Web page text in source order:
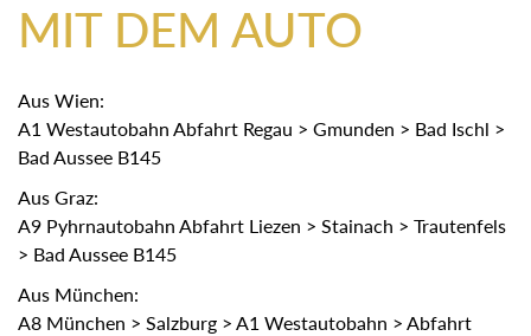
MIT DEM AUTO
Aus Wien:
A1 Westautobahn Abfahrt Regau > Gmunden > Bad Ischl >
Bad Aussee B145
Aus Graz:
A9 Pyhrnautobahn Abfahrt Liezen > Stainach > Trautenfels
> Bad Aussee B145
Aus München:
A8 München > Salzburg > A1 Westautobahn > Abfahrt